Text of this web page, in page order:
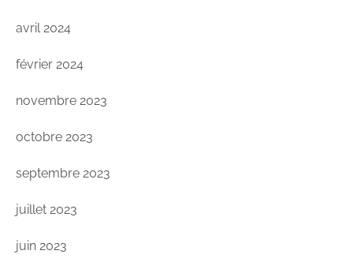
avril 2024
février 2024
novembre 2023
octobre 2023
septembre 2023
juillet 2023
juin 2023